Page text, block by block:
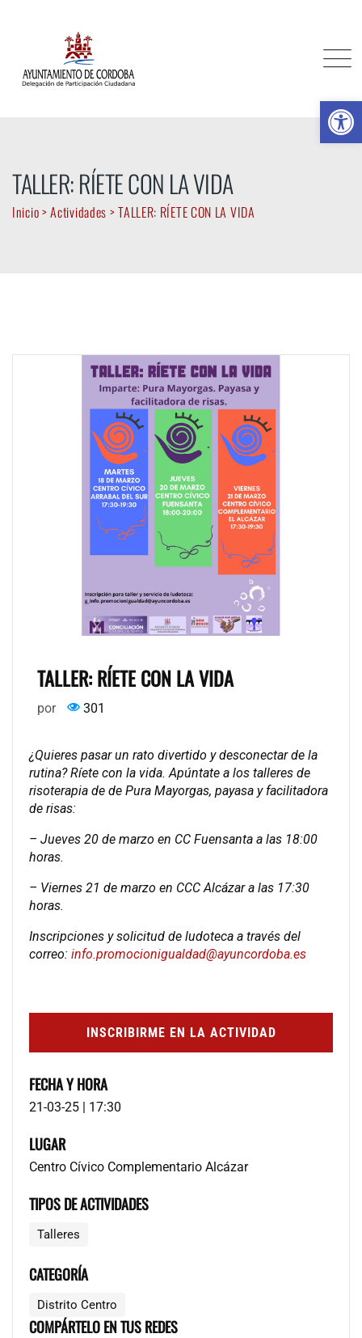
TALLER: RÍETE CON LA VIDA
Inicio>Actividades >TALLER: RÍETE CON LA VIDA
TALLER: RÍETE CON LA VIDA
por 301
¿Quieres pasar un rato divertido y desconectar de la
rutina? Ríete con la vida. Apúntate a los talleres de
risoterapia de de Pura Mayorgas, payasa y facilitadora
de risas:
– Jueves 20 de marzo en CC Fuensanta a las 18:00
horas.
– Viernes 21 de marzo en CCC Alcázar a las 17:30
horas.
Inscripciones y solicitud de ludoteca a través del
correo: info.promocionigualdad@ayuncordoba.es
INSCRIBIRME EN LA ACTIVIDAD
FECHA Y HORA
21-03-25 | 17:30
LUGAR
Centro Cívico Complementario Alcázar
TIPOS DE ACTIVIDADES
Talleres
CATEGORÍA
Distrito Centro
COMPÁRTELO EN TUS REDES